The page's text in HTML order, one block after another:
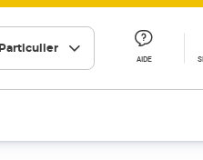
Particulier
AIDE